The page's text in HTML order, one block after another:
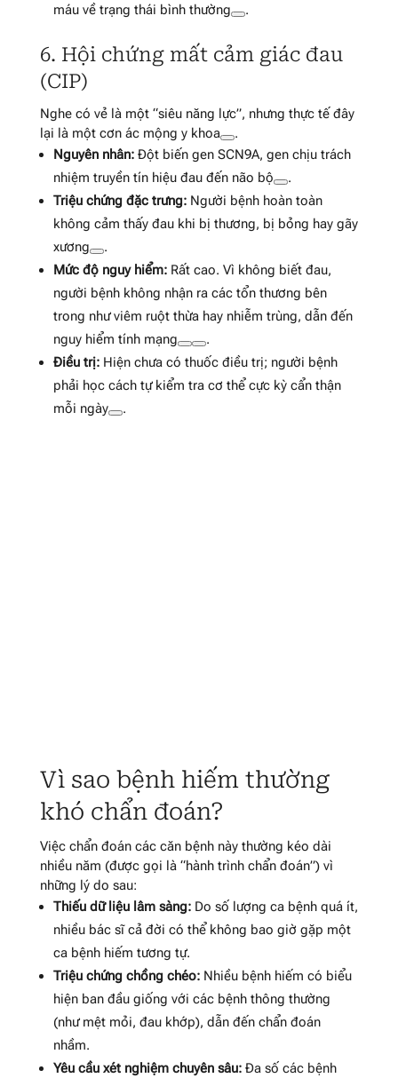
máu về trạng thái bình thường
.
6. Hội chứng mất cảm giác đau
(CIP)
Nghe có vẻ là một “siêu năng lực”, nhưng thực tế đây
lại là một cơn ác mộng y khoa
.
Nguyên nhân:Đột biến gen SCN9A, gen chịu trách
nhiệm truyền tín hiệu đau đến não bộ
.
Triệu chứng đặc trưng:Người bệnh hoàn toàn
không cảm thấy đau khi bị thương, bị bỏng hay gãy
xương
.
Mức độ nguy hiểm:Rất cao. Vì không biết đau,
người bệnh không nhận ra các tổn thương bên
trong như viêm ruột thừa hay nhiễm trùng, dẫn đến
nguy hiểm tính mạng
.
Điều trị:Hiện chưa có thuốc điều trị; người bệnh
phải học cách tự kiểm tra cơ thể cực kỳ cẩn thận
mỗi ngày
.
Vì sao bệnh hiếm thường
khó chẩn đoán?
Việc chẩn đoán các căn bệnh này thường kéo dài
nhiều năm (được gọi là “hành trình chẩn đoán”) vì
những lý do sau:
Thiếu dữ liệu lâm sàng:Do số lượng ca bệnh quá ít,
nhiều bác sĩ cả đời có thể không bao giờ gặp một
ca bệnh hiếm tương tự.
Triệu chứng chồng chéo:Nhiều bệnh hiếm có biểu
hiện ban đầu giống với các bệnh thông thường
(như mệt mỏi, đau khớp), dẫn đến chẩn đoán
nhầm.
Yêu cầu xét nghiệm chuyên sâu:Đa số các bệnh